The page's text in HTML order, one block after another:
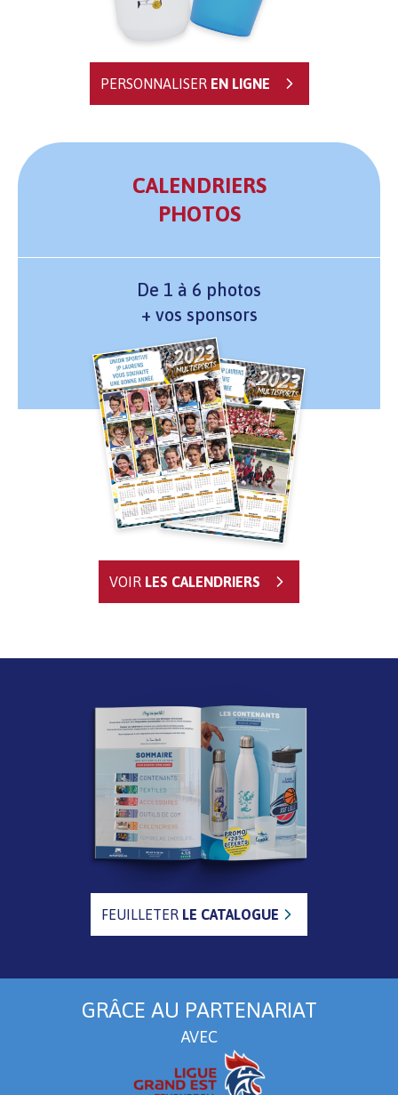
PERSONNALISER EN LIGNE
CALENDRIERS
PHOTOS
De 1 à 6 photos
+ vos sponsors
VOIR LES CALENDRIERS
FEUILLETER LE CATALOGUE
GRÂCE AU PARTENARIAT
AVEC